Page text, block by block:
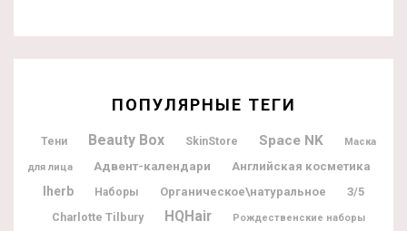
ПОПУЛЯРНЫЕ ТЕГИ
Тени Beauty Box SkinStore Space NK Маска
для лица Адвент-календари Английская косметика
Iherb Наборы Органическое\натуральное
3/5
Charlotte Tilbury
HQHair Рождественские наборы